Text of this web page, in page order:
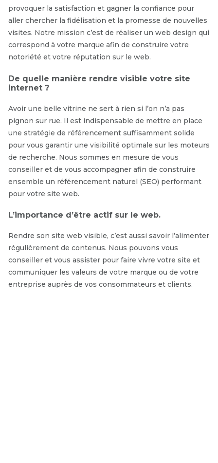
provoquer la satisfaction et gagner la confiance pour
aller chercher la fidélisation et la promesse de nouvelles
visites. Notre mission c’est de réaliser un web design qui
correspond à votre marque afin de construire votre
notoriété et votre réputation sur le web.
De quelle manière rendre visible votre site
internet ?
Avoir une belle vitrine ne sert à rien si l’on n’a pas
pignon sur rue. Il est indispensable de mettre en place
une stratégie de référencement suffisamment solide
pour vous garantir une visibilité optimale sur les moteurs
de recherche. Nous sommes en mesure de vous
conseiller et de vous accompagner afin de construire
ensemble un référencement naturel (SEO) performant
pour votre site web.
L’importance d’être actif sur le web.
Rendre son site web visible, c’est aussi savoir l’alimenter
régulièrement de contenus. Nous pouvons vous
conseiller et vous assister pour faire vivre votre site et
communiquer les valeurs de votre marque ou de votre
entreprise auprès de vos consommateurs et clients.